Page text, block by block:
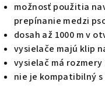
možnosť použitia
prepínanie medzi
dosah až 1000 m v
vysielače majú klip
vysielač má rozmery
nie je kompatibilný